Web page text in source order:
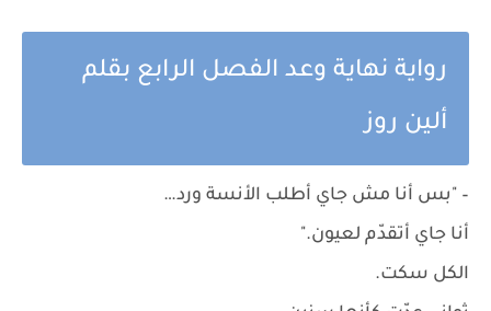
رواية نهاية وعد الفصل الرابع بقلم
ألين روز
– "بس أنا مش جاي أطلب الأنسة ورد…
أنا جاي أتقدّم لعيون."
الكل سكت.